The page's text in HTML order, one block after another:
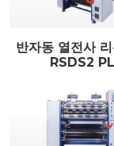
반자동 열전사
RSDS2